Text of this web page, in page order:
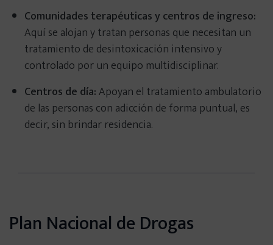
Comunidades terapéuticas y centros de ingreso:
Aquí se alojan y tratan personas que necesitan un
tratamiento de desintoxicación intensivo y
controlado por un equipo multidisciplinar.
Centros de día:Apoyan el tratamiento ambulatorio
de las personas con adicción de forma puntual, es
decir, sin brindar residencia.
Plan Nacional de Drogas